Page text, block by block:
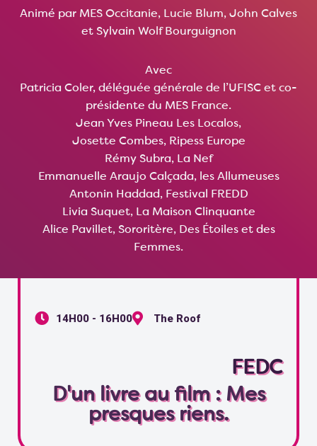
Animé par MES Occitanie, Lucie Blum, John Calves
et Sylvain Wolf Bourguignon
Avec
Patricia Coler, déléguée générale de l’UFISC et co-
présidente du MES France.
Jean Yves Pineau Les Localos,
Josette Combes, Ripess Europe
Rémy Subra, La Nef
Emmanuelle Araujo Calçada, les Allumeuses
Antonin Haddad, Festival FREDD
Livia Suquet, La Maison Clinquante
Alice Pavillet, Sororitère, Des Étoiles et des
Femmes.
14H00 - 16H00 The Roof
FEDC
D'un livre au film : Mes
presques riens.